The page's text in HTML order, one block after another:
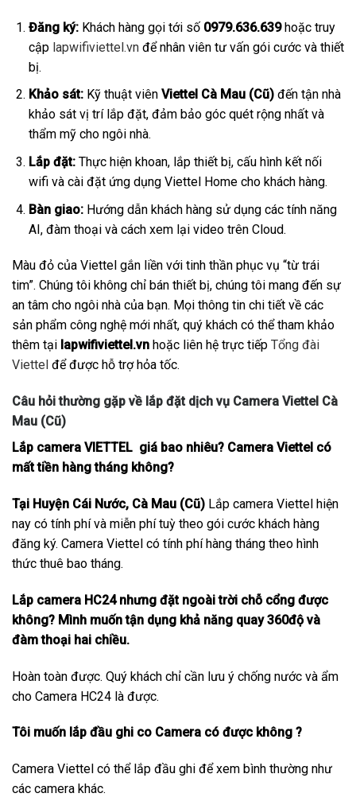
Đăng ký:Khách hàng gọi tới số 0979.636.639hoặc truy
cập lapwifiviettel.vnđể nhân viên tư vấn gói cước và thiết
bị.
Khảo sát:Kỹ thuật viên Viettel Cà Mau (Cũ)đến tận nhà
khảo sát vị trí lắp đặt, đảm bảo góc quét rộng nhất và
thẩm mỹ cho ngôi nhà.
Lắp đặt:Thực hiện khoan, lắp thiết bị, cấu hình kết nối
wifi và cài đặt ứng dụng Viettel Home cho khách hàng.
Bàn giao:Hướng dẫn khách hàng sử dụng các tính năng
AI, đàm thoại và cách xem lại video trên Cloud.
Màu đỏ của Viettel gắn liền với tinh thần phục vụ “từ trái
tim”. Chúng tôi không chỉ bán thiết bị, chúng tôi mang đến sự
an tâm cho ngôi nhà của bạn. Mọi thông tin chi tiết về các
sản phẩm công nghệ mới nhất, quý khách có thể tham khảo
thêm tại lapwifiviettel.vn hoặc liên hệ trực tiếp Tổng đài
Viettel để được hỗ trợ hỏa tốc.
Câu hỏi thường gặp về lắp đặt dịch vụ Camera Viettel Cà
Mau (Cũ)
Lắp camera VIETTEL giá bao nhiêu? Camera Viettel có
mất tiền hàng tháng không?
Tại Huyện Cái Nước, Cà Mau (Cũ) Lắp camera Viettel hiện
nay có tính phí và miễn phí tuỳ theo gói cước khách hàng
đăng ký. Camera Viettel có tính phí hàng tháng theo hình
thức thuê bao tháng.
Lắp camera HC24 nhưng đặt ngoài trời chỗ cổng được
không? Mình muốn tận dụng khả năng quay 360độ và
đàm thoại hai chiều.
Hoàn toàn được. Quý khách chỉ cần lưu ý chống nước và ẩm
cho Camera HC24 là được.
Tôi muốn lắp đầu ghi co Camera có được không ?
Camera Viettel có thể lắp đầu ghi để xem bình thường như
các camera khác.